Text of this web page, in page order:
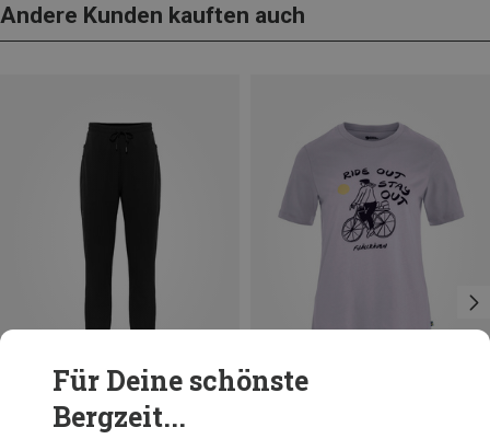
Andere Kunden kauften auch
S M L XL
Für Deine schönste
Bergzeit...